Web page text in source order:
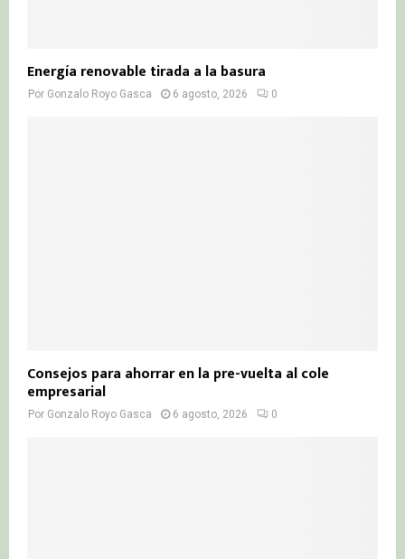
Energía renovable tirada a la basura
Por Gonzalo Royo Gasca 6 agosto, 2026 0
Consejos para ahorrar en la pre-vuelta al cole
empresarial
Por Gonzalo Royo Gasca 6 agosto, 2026 0